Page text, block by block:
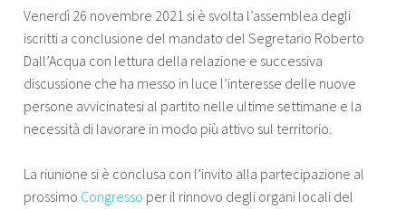
Venerdì 26 novembre 2021 si è svolta l’assemblea degli
iscritti a conclusione del mandato del Segretario Roberto
Dall’Acqua con lettura della relazione e successiva
discussione che ha messo in luce l’interesse delle nuove
persone avvicinatesi al partito nelle ultime settimane e la
necessità di lavorare in modo più attivo sul territorio.
La riunione si è conclusa con l’invito alla partecipazione al
prossimo Congresso per il rinnovo degli organi locali del